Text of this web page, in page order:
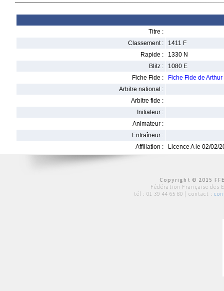
Titre :
Classement :
1411 F
Rapide :
1330 N
Blitz :
1080 E
Fiche Fide :
Fiche Fide de
Arbitre national :
Arbitre fide :
Initiateur :
Animateur :
Entraîneur :
Affiliation :
Licence A le 02/02/
Copyright © 2015
Fédération Française des
tél : 01 39 44 65 80 | contact :